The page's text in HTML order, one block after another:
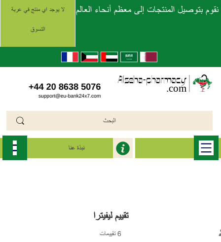
لا يوجد اي منتج في عربة
التسوق
نقوم بتوصيل المنتجات إلى معظم أنحاء العالم
نبذة عنا
تقييم ليفيترا
6 تقييمات